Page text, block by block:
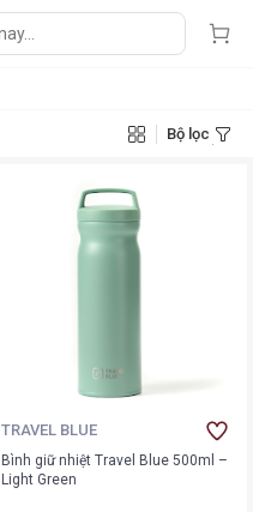
Bộ lọc
TRAVEL BLUE
Bình giữ nhiệt Travel Blue 500ml –
Light Green